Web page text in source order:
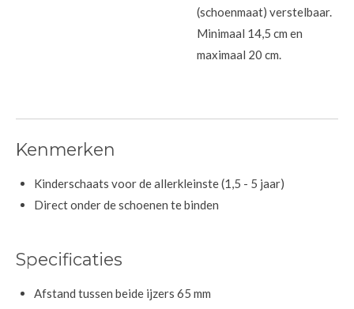
(schoenmaat) verstelbaar.
Minimaal 14,5 cm en
maximaal 20 cm.
Kenmerken
Kinderschaats voor de allerkleinste (1,5 - 5 jaar)
Direct onder de schoenen te binden
Specificaties
Afstand tussen beide ijzers 65 mm